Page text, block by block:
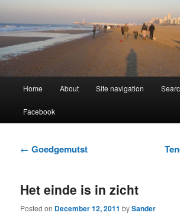
Dutch Word of the Day
Skip
to
Skip
to
Home About Site navigation
Facebook
Post
navigation
← Goedgemutst
Het einde is in zicht
Posted on December 12, 2011 bySander